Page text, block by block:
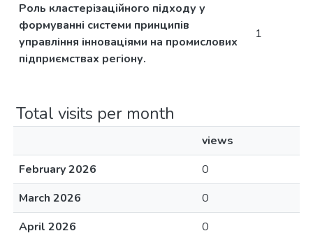
Роль кластерізаційного підходу у
формуванні системи принципів
управління інноваціями на промислових
підприємствах регіону.
1
Total visits per month
views
February 2026
0
March 2026
0
April 2026
0